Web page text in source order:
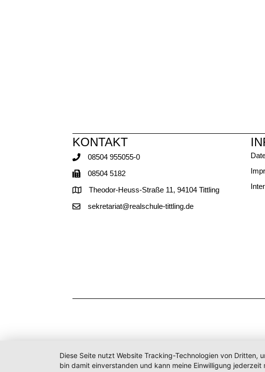
KONTAKT
08504 955055-0
08504 5182
Theodor-Heuss-Straße 11, 94104 Tittling
sekretariat@realschule-tittling.de
Diese Seite nutzt Website Tracking-Technologien von
bin damit einverstanden und kann meine Einwilligung